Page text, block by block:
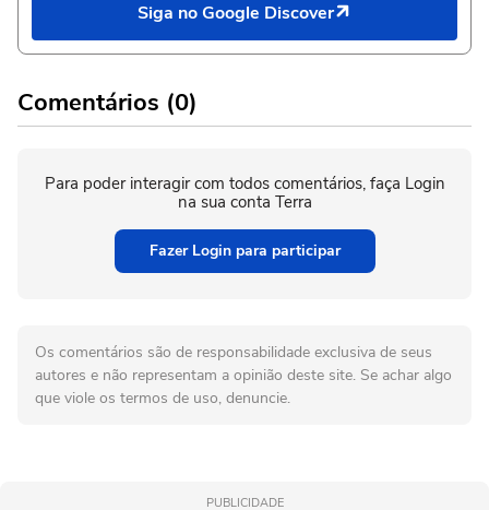
Siga no Google Discover
Comentários (0)
Para poder interagir com todos comentários, faça Login
na sua conta Terra
Fazer Login para participar
Os comentários são de responsabilidade exclusiva de seus
autores e não representam a opinião deste site. Se achar algo
que viole os termos de uso, denuncie.
PUBLICIDADE